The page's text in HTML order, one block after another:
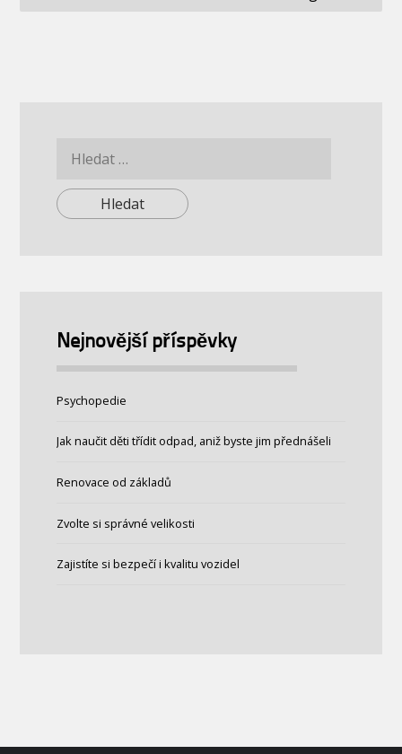
Nejnovější příspěvky
Psychopedie
Jak naučit děti třídit odpad, aniž byste jim přednášeli
Renovace od základů
Zvolte si správné velikosti
Zajistíte si bezpečí i kvalitu vozidel